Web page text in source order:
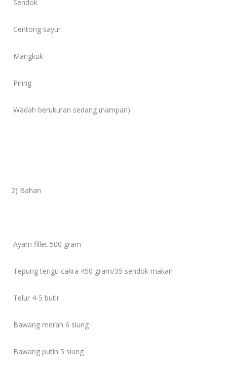
Sendok
Centong sayur
Mangkuk
Piring
Wadah berukuran sedang (nampan)
2) Bahan
Ayam fillet 500 gram
Tepung terigu cakra 450 gram/35 sendok makan
Telur 4-5 butir
Bawang merah 6 siung
Bawang putih 5 siung